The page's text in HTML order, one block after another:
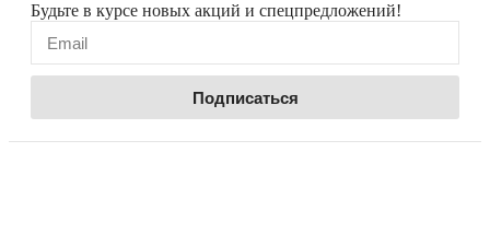
Будьте в курсе новых акций и спецпредложений!
Подписаться